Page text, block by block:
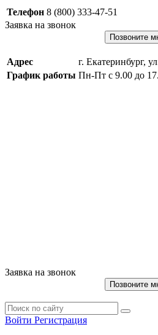
Телефон 8 (800) 333-47-51
Заявка на звонок
Позвоните
Адрес
г. Екатеринбург,
График работы Пн-Пт с 9.00 до
Заявка на звонок
Позвоните
Войти Регистрация